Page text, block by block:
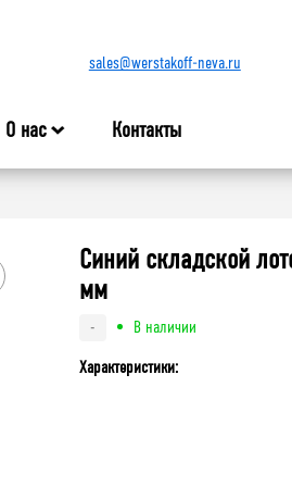
sales@werstakoff-neva.ru
О нас Контакты
Синий складской
мм
-
В наличии
Характеристики: